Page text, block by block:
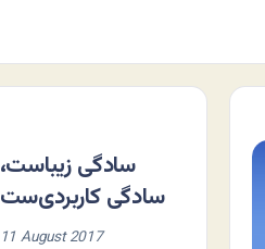
سادگی زیباست،
سادگی کاربردی‌ست
11 August 2017